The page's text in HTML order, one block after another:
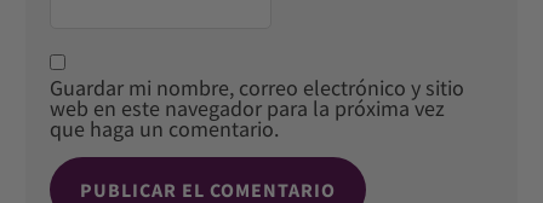
Guardar mi nombre, correo electrónico y sitio
web en este navegador para la próxima vez
que haga un comentario.